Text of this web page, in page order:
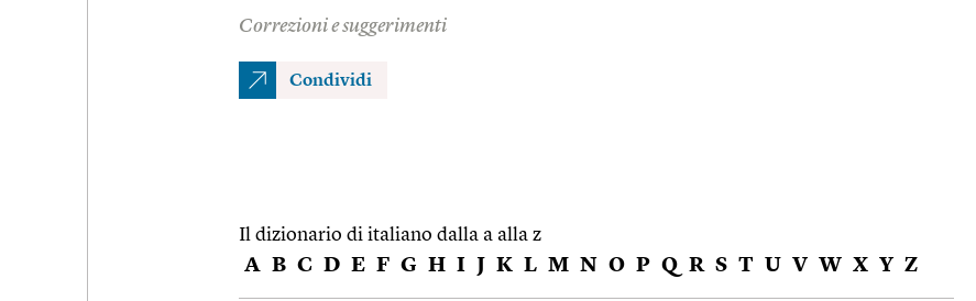
Correzioni e suggerimenti
Condividi
Il dizionario di italiano dalla a alla z
A B C D E F G H I J K L M N O P Q R S T U V W X Y Z